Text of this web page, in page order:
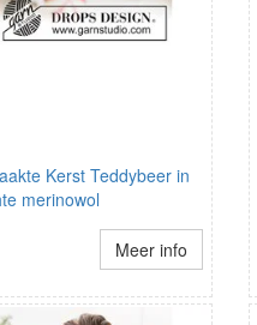
Kerst Teddybeer in
merinowol
Meer info